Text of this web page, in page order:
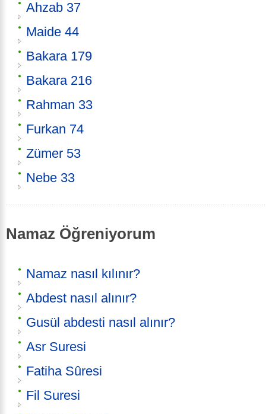
Ahzab 37
Maide 44
Bakara 179
Bakara 216
Rahman 33
Furkan 74
Zümer 53
Nebe 33
Namaz Öğreniyorum
Namaz nasıl kılınır?
Abdest nasıl alınır?
Gusül abdesti nasıl alınır?
Asr Suresi
Fatiha Sûresi
Fil Suresi